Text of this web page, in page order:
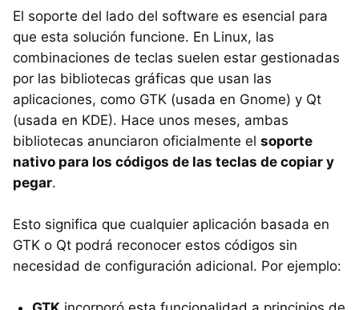
El soporte del lado del software es esencial para
que esta solución funcione. En Linux, las
combinaciones de teclas suelen estar gestionadas
por las bibliotecas gráficas que usan las
aplicaciones, como GTK (usada en Gnome) y Qt
(usada en KDE). Hace unos meses, ambas
bibliotecas anunciaron oficialmente el soporte
nativo para los códigos de las teclas de copiar y
pegar.
Esto significa que cualquier aplicación basada en
GTK o Qt podrá reconocer estos códigos sin
necesidad de configuración adicional. Por ejemplo: